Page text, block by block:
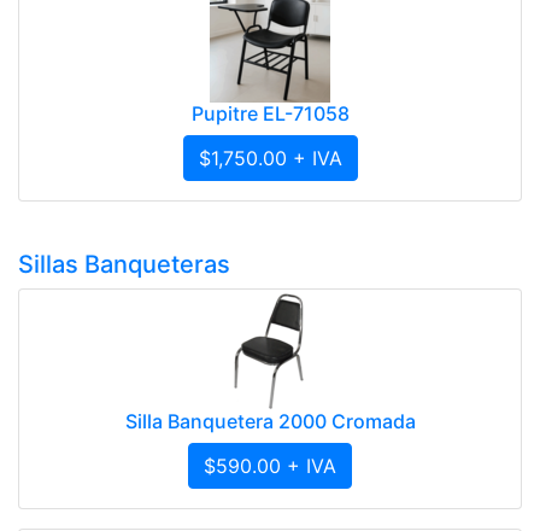
Pupitre EL-71058
$1,750.00 + IVA
Sillas Banqueteras
Silla Banquetera 2000 Cromada
$590.00 + IVA